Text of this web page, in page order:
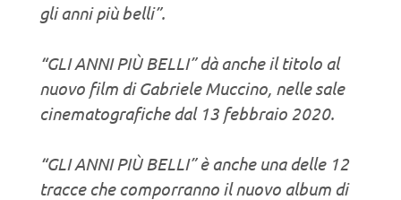
gli anni più belli”.
“GLI ANNI PIÙ BELLI” dà anche il titolo al
nuovo film di Gabriele Muccino, nelle sale
cinematografiche dal 13 febbraio 2020.
“GLI ANNI PIÙ BELLI” è anche una delle 12
tracce che comporranno il nuovo album di